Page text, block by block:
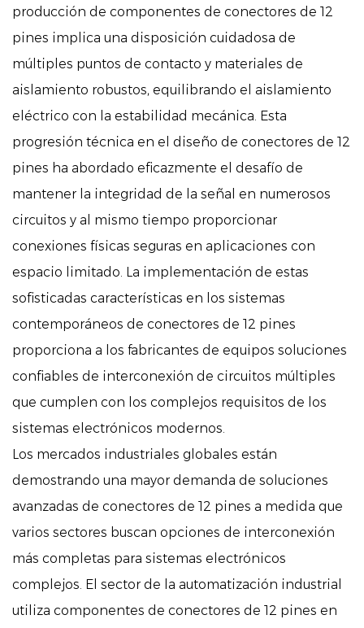
producción de componentes de conectores de 12
pines implica una disposición cuidadosa de
múltiples puntos de contacto y materiales de
aislamiento robustos, equilibrando el aislamiento
eléctrico con la estabilidad mecánica. Esta
progresión técnica en el diseño de conectores de 12
pines ha abordado eficazmente el desafío de
mantener la integridad de la señal en numerosos
circuitos y al mismo tiempo proporcionar
conexiones físicas seguras en aplicaciones con
espacio limitado. La implementación de estas
sofisticadas características en los sistemas
contemporáneos de conectores de 12 pines
proporciona a los fabricantes de equipos soluciones
confiables de interconexión de circuitos múltiples
que cumplen con los complejos requisitos de los
sistemas electrónicos modernos.
Los mercados industriales globales están
demostrando una mayor demanda de soluciones
avanzadas de conectores de 12 pines a medida que
varios sectores buscan opciones de interconexión
más completas para sistemas electrónicos
complejos. El sector de la automatización industrial
utiliza componentes de conectores de 12 pines en